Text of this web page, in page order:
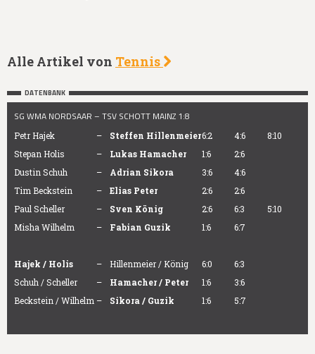
Alle Artikel von Tennis
DATENBANK
SG WMA NORDSAAR – TSV SCHOTT MAINZ 1:8
Petr Hajek – Steffen Hillenmeier6:2 4:6
8:10
Stepan Holis
– Lukas Hamacher 1:6
2:6
Dustin Schuh
– Adrian Sikora 3:6
4:6
Tim Beckstein
– Elias Peter 2:6
2:6
Paul Scheller
– Sven König 2:6 6:3
5:10
Misha Wilhelm
– Fabian Guzik 1:6 6:7
Hajek / Holis – Hillenmeier / König 6:0
6:3
Schuh / Scheller
– Hamacher / Peter 1:6
3:6
Beckstein / Wilhelm – Sikora / Guzik 1:6 5:7